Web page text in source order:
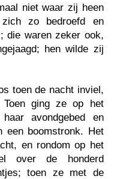
niet waar zij heen
zo bedroefd en
die waren zeker ook,
hen wilde zij
toen de nacht inviel,
Toen ging ze op het
avondgebed en
een boomstronk. Het
en rondom op het
over de honderd
toen ze met de